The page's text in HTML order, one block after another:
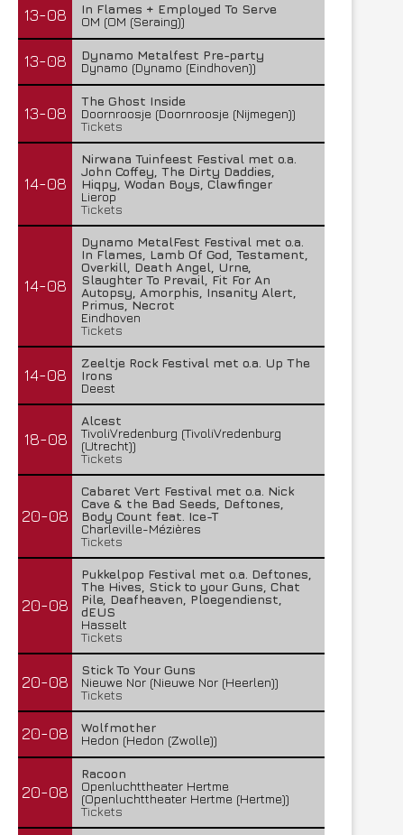
13-08
In Flames + Employed To Serve
OM (OM (Seraing))
13-08
Dynamo Metalfest Pre-party
Dynamo (Dynamo (Eindhoven))
13-08
The Ghost Inside
Doornroosje (Doornroosje (Nijmegen))
Tickets
14-08
Nirwana Tuinfeest Festival met o.a.
John Coffey, The Dirty Daddies,
Hiqpy, Wodan Boys, Clawfinger
Lierop
Tickets
14-08
Dynamo MetalFest Festival met o.a.
In Flames, Lamb Of God, Testament,
Overkill, Death Angel, Urne,
Slaughter To Prevail, Fit For An
Autopsy, Amorphis, Insanity Alert,
Primus, Necrot
Eindhoven
Tickets
14-08
Zeeltje Rock Festival met o.a. Up The
Irons
Deest
18-08
Alcest
TivoliVredenburg (TivoliVredenburg
(Utrecht))
Tickets
20-08
Cabaret Vert Festival met o.a. Nick
Cave & the Bad Seeds, Deftones,
Body Count feat. Ice-T
Charleville-Mézières
Tickets
20-08
Pukkelpop Festival met o.a. Deftones,
The Hives, Stick to your Guns, Chat
Pile, Deafheaven, Ploegendienst,
dEUS
Hasselt
Tickets
20-08
Stick To Your Guns
Nieuwe Nor (Nieuwe Nor (Heerlen))
Tickets
20-08
Wolfmother
Hedon (Hedon (Zwolle))
20-08
Racoon
Openluchttheater Hertme
(Openluchttheater Hertme (Hertme))
Tickets